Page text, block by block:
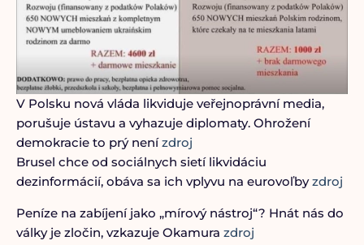
V Polsku nová vláda likviduje veřejnoprávní media,
porušuje ústavu a vyhazuje diplomaty. Ohrožení
demokracie to prý nenízdroj
Brusel chce od sociálnych sietí likvidáciu
dezinformácií, obáva sa ich vplyvu na eurovoľbyzdroj
Peníze na zabíjení jako „mírový nástroj“? Hnát nás do
války je zločin, vzkazuje Okamura zdroj